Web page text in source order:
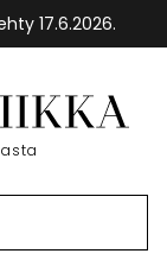
17.6.2026.